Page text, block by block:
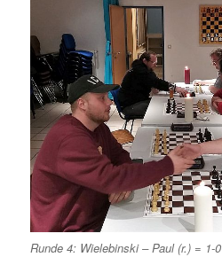
Runde 4: Wielebinski – Paul (r.) = 1-0